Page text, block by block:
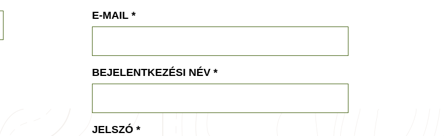
E-MAIL *
BEJELENTKEZÉSI NÉV *
JELSZÓ *